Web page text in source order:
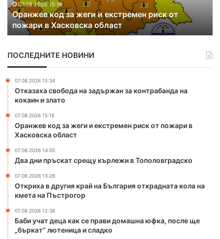
р
ъ
с
к
т
с
щ
к
ъ
р
л
е
и
в
Т
о
п
о
07.08.2026 14:55
Два дни пръскат срещу кърлежи в
Тополовградско
ПОСЛЕДНИТЕ НОВИНИ
07.08.2026 15:34
Отказаха свобода на задържан за контрабанда на
кокаин и злато
07.08.2026 15:18
Оранжев код за жеги и екстремен риск от пожари в
Хасковска област
07.08.2026 14:55
Два дни пръскат срещу кърлежи в Тополовградско
07.08.2026 13:28
Откриха в другия край на България открадната кола на
кмета на Пъстрогор
07.08.2026 12:38
Баби учат деца как се прави домашна юфка, после ще
„бъркат“ лютеница и сладко